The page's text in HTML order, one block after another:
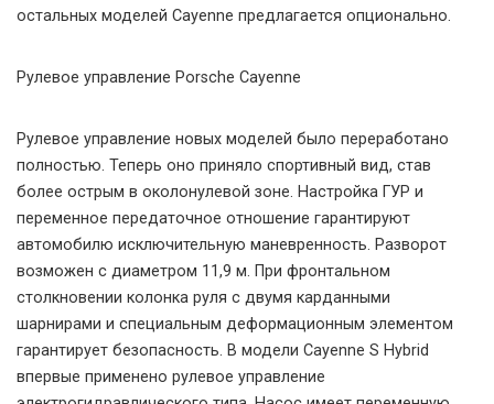
остальных моделей Cayenne предлагается опционально.
Рулевое управление Porsche Cayenne
Рулевое управление новых моделей было переработано
полностью. Теперь оно приняло спортивный вид, став
более острым в околонулевой зоне. Настройка ГУР и
переменное передаточное отношение гарантируют
автомобилю исключительную маневренность. Разворот
возможен с диаметром 11,9 м. При фронтальном
столкновении колонка руля с двумя карданными
шарнирами и специальным деформационным элементом
гарантирует безопасность. В модели Cayenne S Hybrid
впервые применено рулевое управление